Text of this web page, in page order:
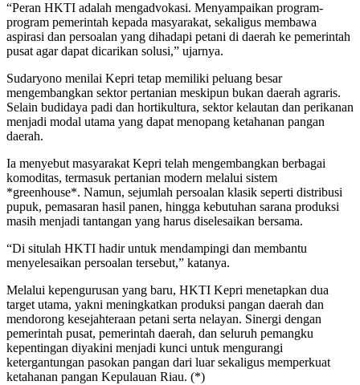
“Peran HKTI adalah mengadvokasi. Menyampaikan program-
program pemerintah kepada masyarakat, sekaligus membawa
aspirasi dan persoalan yang dihadapi petani di daerah ke pemerintah
pusat agar dapat dicarikan solusi,” ujarnya.
Sudaryono menilai Kepri tetap memiliki peluang besar
mengembangkan sektor pertanian meskipun bukan daerah agraris.
Selain budidaya padi dan hortikultura, sektor kelautan dan perikanan
menjadi modal utama yang dapat menopang ketahanan pangan
daerah.
Ia menyebut masyarakat Kepri telah mengembangkan berbagai
komoditas, termasuk pertanian modern melalui sistem
*greenhouse*. Namun, sejumlah persoalan klasik seperti distribusi
pupuk, pemasaran hasil panen, hingga kebutuhan sarana produksi
masih menjadi tantangan yang harus diselesaikan bersama.
“Di situlah HKTI hadir untuk mendampingi dan membantu
menyelesaikan persoalan tersebut,” katanya.
Melalui kepengurusan yang baru, HKTI Kepri menetapkan dua
target utama, yakni meningkatkan produksi pangan daerah dan
mendorong kesejahteraan petani serta nelayan. Sinergi dengan
pemerintah pusat, pemerintah daerah, dan seluruh pemangku
kepentingan diyakini menjadi kunci untuk mengurangi
ketergantungan pasokan pangan dari luar sekaligus memperkuat
ketahanan pangan Kepulauan Riau. (*)